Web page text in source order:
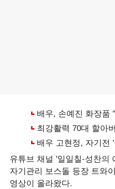
유튜브 채널 '일일칠-성찬의
자기관리 보스돌 등장 트와
영상이 올라왔다.